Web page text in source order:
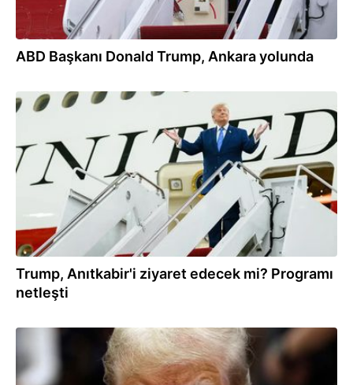
ABD Başkanı Donald Trump, Ankara yolunda
06.07.2026
Trump, Anıtkabir'i ziyaret edecek mi? Programı
netleşti